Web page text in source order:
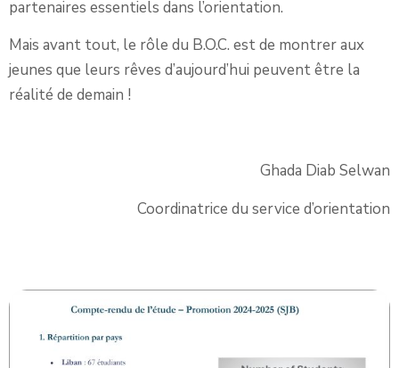
partenaires essentiels dans l’orientation.
Mais avant tout, le rôle du B.O.C. est de montrer aux
jeunes que leurs rêves d’aujourd’hui peuvent être la
réalité de demain !
Ghada Diab Selwan
Coordinatrice du service d’orientation